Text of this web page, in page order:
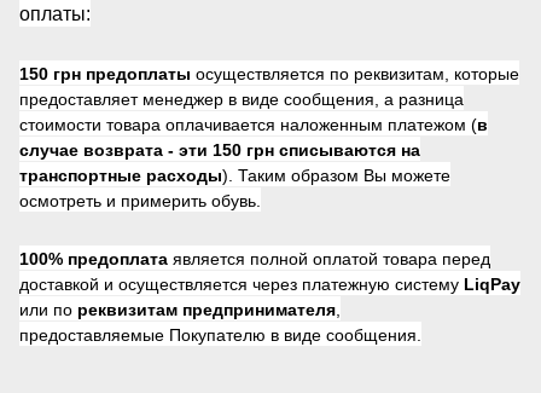
оплаты:
150 грн предоплаты осуществляется по реквизитам, которые
предоставляет менеджер в виде сообщения, а разница
стоимости товара оплачивается наложенным платежом (в
случае возврата - эти 150 грн списываются на
транспортные расходы). Таким образом Вы можете
осмотреть и примерить обувь.
100% предоплата является полной оплатой товара перед
доставкой и осуществляется через платежную систему LiqPay
или по реквизитам предпринимателя
предоставляемые Покупателю в виде сообщения.